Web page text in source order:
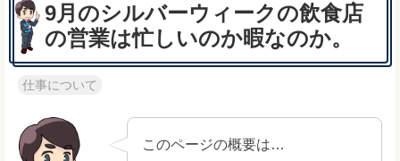
9月のシルバーウィークの飲食店
の営業は忙しいのか暇なのか。
仕事について
このページの概要は…